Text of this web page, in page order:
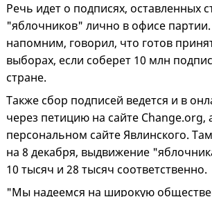
Речь идет о подписях, оставленных
"яблочников" лично в офисе
напомним, говорил, что готов
выборах, если соберет 10 млн
стране.
Также сбор подписей ведется и в
через петицию на сайте Change.org,
персональном сайте Явлинского.
на 8 декабря, выдвижение
10 тысяч и 28 тысяч соответственно.
"Мы надеемся на широкую